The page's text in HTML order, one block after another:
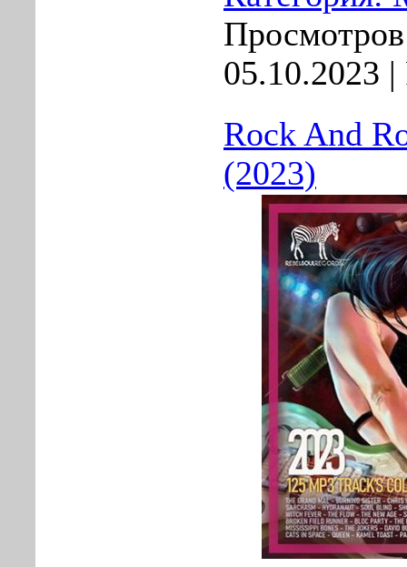
05.10.2023 |
Rock And
(2023)